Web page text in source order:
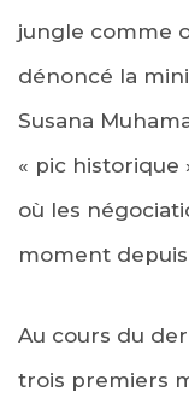
jungle comme
dénoncé la
Susana
« pic
où les
moment
Au cours du
trois premiers